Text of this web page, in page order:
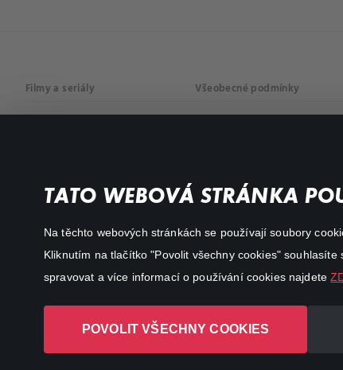
TATO WEBOVÁ STRÁNKA
Na těchto webových stránkách se používají soubory
Kliknutím na tlačítko "Povolit všechny cookies"
spravovat a více informací o používání cookies najdete
POVOLIT VŠECHNY COOKIES
Filmy a seriály
Akční
Všeobecné podmínky